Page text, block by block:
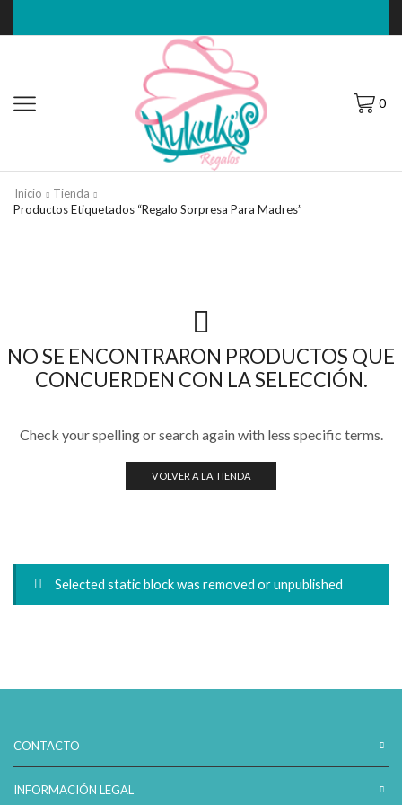
0
Inicio
Tienda
Productos Etiquetados “Regalo Sorpresa Para Madres”
NO SE ENCONTRARON PRODUCTOS QUE
CONCUERDEN CON LA SELECCIÓN.
Check your spelling or search again with less specific terms.
VOLVER A LA TIENDA
Selected static block was removed or unpublished
CONTACTO
INFORMACIÓN LEGAL